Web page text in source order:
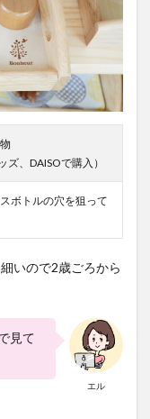
ズ、DAISOで購入）
ボトルの穴を狙って
いので2歳ごろから
エル
見て